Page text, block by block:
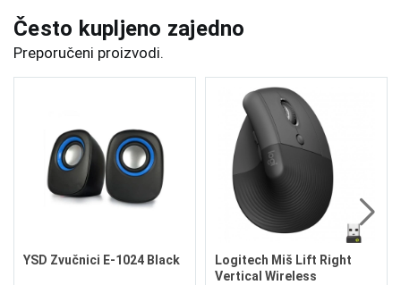
Često kupljeno zajedno
Preporučeni proizvodi.
YSD Zvučnici E-1024 Black
Logitech Miš Lift Right
Vertical Wireless